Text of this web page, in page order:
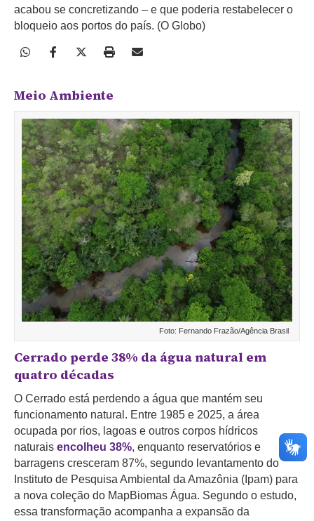
acabou se concretizando – e que poderia restabelecer o
bloqueio aos portos do país. (O Globo)
Meio Ambiente
Foto: Fernando Frazão/Agência Brasil
Cerrado perde 38% da água natural em
quatro décadas
O Cerrado está perdendo a água que mantém seu
funcionamento natural. Entre 1985 e 2025, a área
ocupada por rios, lagoas e outros corpos hídricos
naturais encolheu 38%, enquanto reservatórios e
barragens cresceram 87%, segundo levantamento do
Instituto de Pesquisa Ambiental da Amazônia (Ipam) para
a nova coleção do MapBiomas Água. Segundo o estudo,
essa transformação acompanha a expansão da